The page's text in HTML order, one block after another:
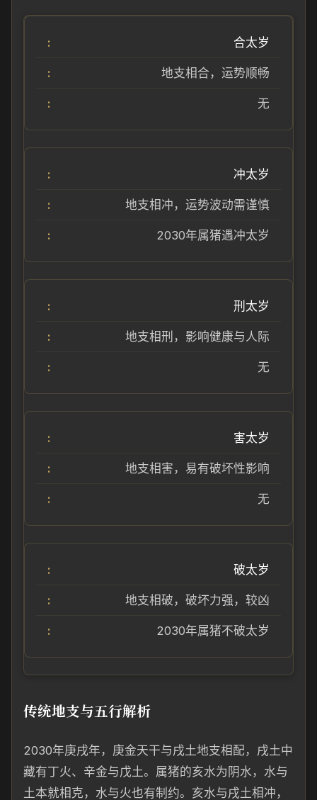
合太岁
地支相合，运势顺畅
无
冲太岁
地支相冲，运势波动需谨慎
2030年属猪遇冲太岁
刑太岁
地支相刑，影响健康与人际
无
害太岁
地支相害，易有破坏性影响
无
破太岁
地支相破，破坏力强，较凶
2030年属猪不破太岁
传统地支与五行解析
2030年庚戌年，庚金天干与戌土地支相配，戌土中
藏有丁火、辛金与戊土。属猪的亥水为阴水，水与
土本就相克，水与火也有制约。亥水与戌土相冲，